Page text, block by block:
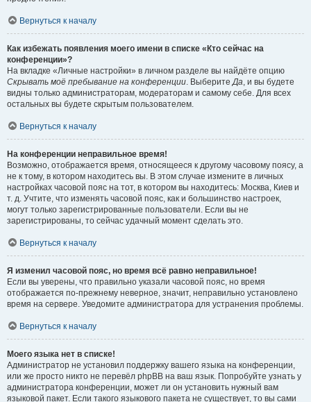
Вернуться к началу
Как избежать появления моего имени в списке «Кто сейчас на
конференции»?
На вкладке «Личные настройки» в личном разделе вы найдёте опцию
Скрывать моё пребывание на конференции. ВыберитеДа, и вы будете
видны только администраторам, модераторам и самому себе. Для всех
остальных вы будете скрытым пользователем.
Вернуться к началу
На конференции неправильное время!
Возможно, отображается время, относящееся к другому часовому поясу, а
не к тому, в котором находитесь вы. В этом случае измените в личных
настройках часовой пояс на тот, в котором вы находитесь: Москва, Киев и
т. д. Учтите, что изменять часовой пояс, как и большинство настроек,
могут только зарегистрированные пользователи. Если вы не
зарегистрированы, то сейчас удачный момент сделать это.
Вернуться к началу
Я изменил часовой пояс, но время всё равно неправильное!
Если вы уверены, что правильно указали часовой пояс, но время
отображается по-прежнему неверное, значит, неправильно установлено
время на сервере. Уведомите администратора для устранения проблемы.
Вернуться к началу
Моего языка нет в списке!
Администратор не установил поддержку вашего языка на конференции,
или же просто никто не перевёл phpBB на ваш язык. Попробуйте узнать у
администратора конференции, может ли он установить нужный вам
языковой пакет. Если такого языкового пакета не существует, то вы сами